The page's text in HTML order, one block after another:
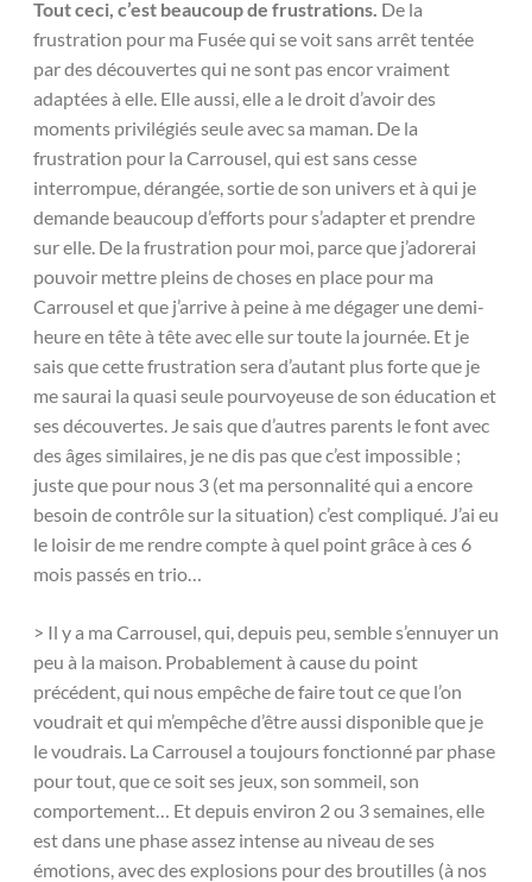
Tout ceci, c’est beaucoup de frustrations. De la
frustration pour ma Fusée qui se voit sans arrêt tentée
par des découvertes qui ne sont pas encor vraiment
adaptées à elle. Elle aussi, elle a le droit d’avoir des
moments privilégiés seule avec sa maman. De la
frustration pour la Carrousel, qui est sans cesse
interrompue, dérangée, sortie de son univers et à qui je
demande beaucoup d’efforts pour s’adapter et prendre
sur elle. De la frustration pour moi, parce que j’adorerai
pouvoir mettre pleins de choses en place pour ma
Carrousel et que j’arrive à peine à me dégager une demi-
heure en tête à tête avec elle sur toute la journée. Et je
sais que cette frustration sera d’autant plus forte que je
me saurai la quasi seule pourvoyeuse de son éducation et
ses découvertes. Je sais que d’autres parents le font avec
des âges similaires, je ne dis pas que c’est impossible ;
juste que pour nous 3 (et ma personnalité qui a encore
besoin de contrôle sur la situation) c’est compliqué. J’ai eu
le loisir de me rendre compte à quel point grâce à ces 6
mois passés en trio…
> Il y a ma Carrousel, qui, depuis peu, semble s’ennuyer un
peu à la maison. Probablement à cause du point
précédent, qui nous empêche de faire tout ce que l’on
voudrait et qui m’empêche d’être aussi disponible que je
le voudrais. La Carrousel a toujours fonctionné par phase
pour tout, que ce soit ses jeux, son sommeil, son
comportement… Et depuis environ 2 ou 3 semaines, elle
est dans une phase assez intense au niveau de ses
émotions, avec des explosions pour des broutilles (à nos